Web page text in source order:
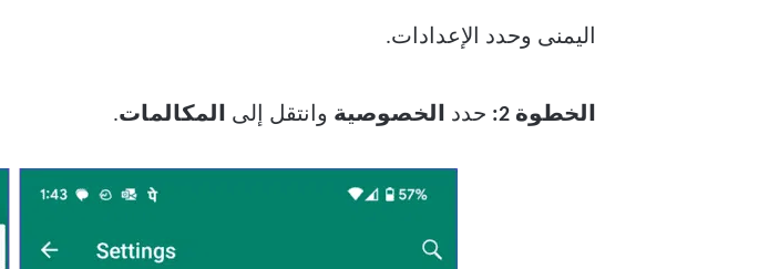
اليمنى وحدد الإعدادات.
الخطوة 2: حدد الخصوصية وانتقل إلى المكالمات.